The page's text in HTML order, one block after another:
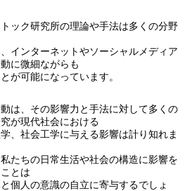
ック研究所の理論や手法は多くの分野
インターネットやソーシャルメディア
に微細ながらも
が可能になっています。
は、その影響力と手法に対して多くの
が現代社会における
、社会工学に与える影響は計り知れま
たちの日常生活や社会の構造に影響を
とは
個人の意識の自立に寄与するでしょ